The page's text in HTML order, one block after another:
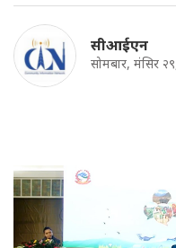
सीआईएन
सोमबार, मंसिर